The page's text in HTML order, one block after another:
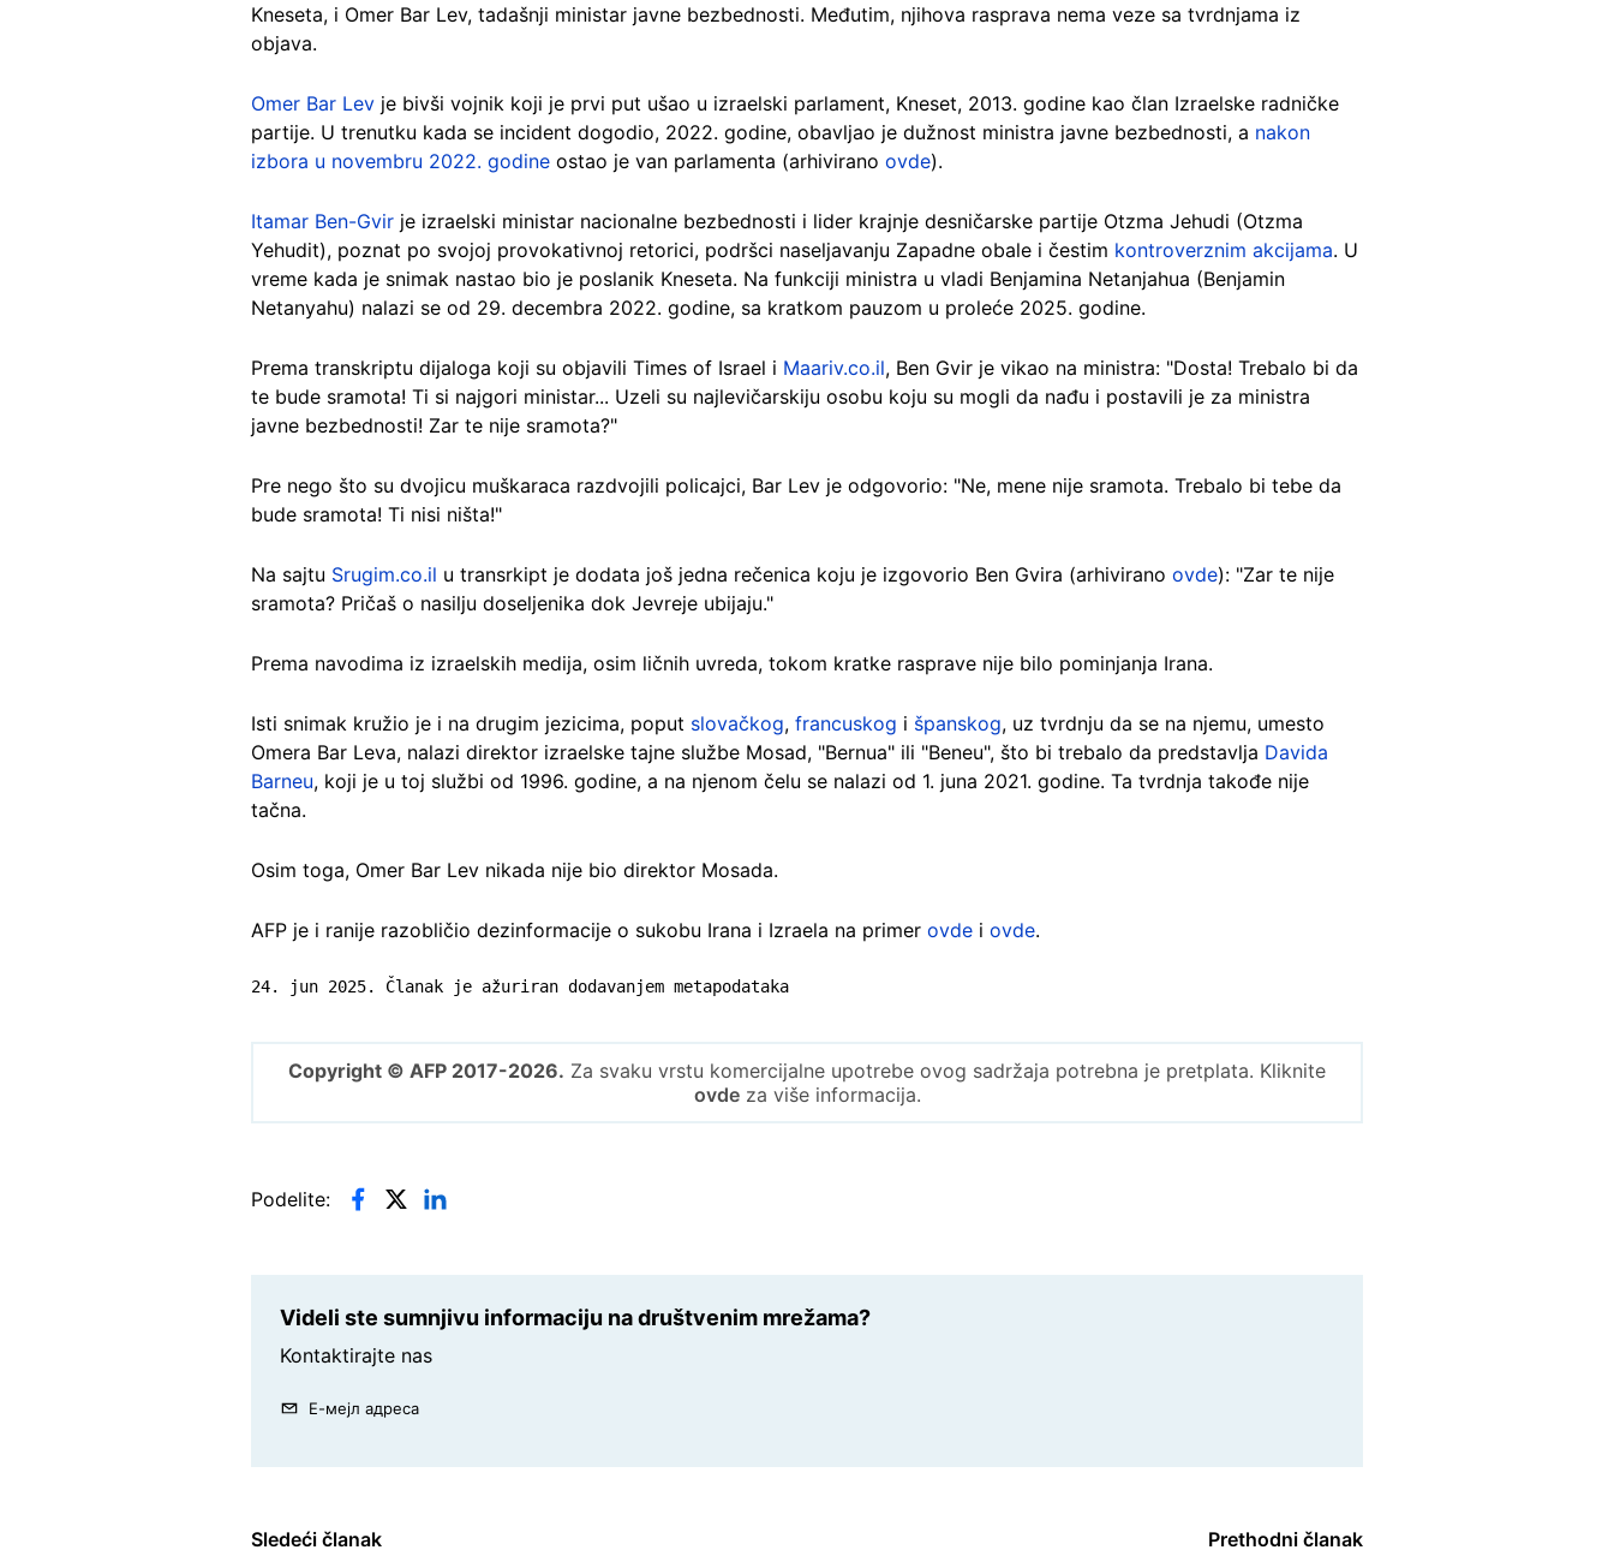
Kneseta, i Omer Bar Lev, tadašnji ministar javne bezbednosti. Međutim, njihova rasprava nema veze sa tvrdnjama iz
objava.
Omer Bar Lev je bivši vojnik koji je prvi put ušao u izraelski parlament, Kneset, 2013. godine kao član Izraelske radničke
partije. U trenutku kada se incident dogodio, 2022. godine, obavljao je dužnost ministra javne bezbednosti, a nakon
izbora u novembru 2022. godine ostao je van parlamenta (arhivirano ovde).
Itamar Ben-Gvir je izraelski ministar nacionalne bezbednosti i lider krajnje desničarske partije Otzma Jehudi (Otzma
Yehudit), poznat po svojoj provokativnoj retorici, podršci naseljavanju Zapadne obale i čestim kontroverznim akcijama. U
vreme kada je snimak nastao bio je poslanik Kneseta. Na funkciji ministra u vladi Benjamina Netanjahua (Benjamin
Netanyahu) nalazi se od 29. decembra 2022. godine, sa kratkom pauzom u proleće 2025. godine.
Prema transkriptu dijaloga koji su objavili Times of Israel i Maariv.co.il, Ben Gvir je vikao na ministra: "Dosta! Trebalo bi da
te bude sramota! Ti si najgori ministar... Uzeli su najlevičarskiju osobu koju su mogli da nađu i postavili je za ministra
javne bezbednosti! Zar te nije sramota?"
Pre nego što su dvojicu muškaraca razdvojili policajci, Bar Lev je odgovorio: "Ne, mene nije sramota. Trebalo bi tebe da
bude sramota! Ti nisi ništa!"
Na sajtu Srugim.co.il u transrkipt je dodata još jedna rečenica koju je izgovorio Ben Gvira (arhivirano ovde): "Zar te nije
sramota? Pričaš o nasilju doseljenika dok Jevreje ubijaju."
Prema navodima iz izraelskih medija, osim ličnih uvreda, tokom kratke rasprave nije bilo pominjanja Irana.
Isti snimak kružio je i na drugim jezicima, poput slovačkog, francuskog i španskog, uz tvrdnju da se na njemu, umesto
Omera Bar Leva, nalazi direktor izraelske tajne službe Mosad, "Bernua" ili "Beneu", što bi trebalo da predstavlja Davida
Barneu, koji je u toj službi od 1996. godine, a na njenom čelu se nalazi od 1. juna 2021. godine. Ta tvrdnja takođe nije
tačna.
Osim toga, Omer Bar Lev nikada nije bio direktor Mosada.
AFP je i ranije razobličio dezinformacije o sukobu Irana i Izraela na primer ovde i ovde.
24. jun 2025. Članak je ažuriran dodavanjem metapodataka
Copyright © AFP 2017-2026. Za svaku vrstu komercijalne upotrebe ovog sadržaja potrebna je pretplata. Kliknite
ovdeza više informacija.
Podelite:
Videli ste sumnjivu informaciju na društvenim mrežama?
Kontaktirajte nas
Е-мејл адреса
Sledeći članak Prethodni članak